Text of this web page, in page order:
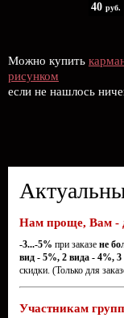
40 руб.
Можно купить
рисунком
если не нашлось
Нам проще, Вам -
-3...-5% при заказе не
вид - 5%, 2 вида - 4%,
скидки. (Только для
Участникам